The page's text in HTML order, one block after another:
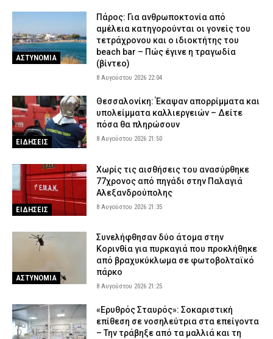
8 Αυγούστου 2026 14:33
Έβρος: Αστυνομικοί τσάκωσαν αλλοδαπούς διακινητές που
μετέφεραν 12 παράνομους μετανάστες
8 Αυγούστου 2026 14:18
για τρεις δολοφονίες μελών της Greek Mafia – Θα εκδοθεί στην
Ελλάδα
ΑΣΤΥΝΟΜΙΑ 8 Αυγούστου 2026 14:04
ΑΣΤΥΝΟΜΙΑ
Πάρος: Για ανθρωποκτονία από
αμέλεια κατηγορούνται οι γονείς του
τετράχρονου και ο ιδιοκτήτης του
beach bar – Πώς έγινε η τραγωδία
(βίντεο)
8 Αυγούστου 2026 22:04
ΕΙΔΗΣΕΙΣ
Θεσσαλονίκη: Έκαψαν απορρίμματα και
υπολείμματα καλλιεργειών – Δείτε
πόσα θα πληρώσουν
8 Αυγούστου 2026 21:50
ΕΙΔΗΣΕΙΣ
Χωρίς τις αισθήσεις του ανασύρθηκε
77χρονος από πηγάδι στην Παλαγιά
Αλεξανδρούπολης
8 Αυγούστου 2026 21:35
ΑΣΤΥΝΟΜΙΑ
Συνελήφθησαν δύο άτομα στην
Κορινθία για πυρκαγιά που προκλήθηκε
από βραχυκύκλωμα σε φωτοβολταϊκό
πάρκο
8 Αυγούστου 2026 21:25
«Ερυθρός Σταυρός»: Σοκαριστική
επίθεση σε νοσηλεύτρια στα επείγοντα
– Την τράβηξε από τα μαλλιά και τη